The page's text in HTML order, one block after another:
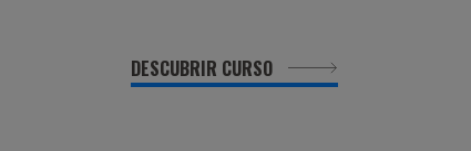
DESCUBRIR CURSO